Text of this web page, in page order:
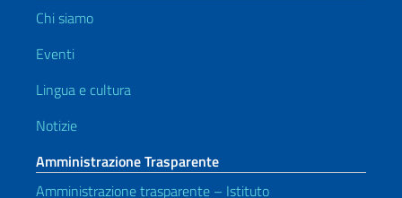
Chi siamo
Eventi
Lingua e cultura
Notizie
Amministrazione Trasparente
Amministrazione trasparente – Istituto